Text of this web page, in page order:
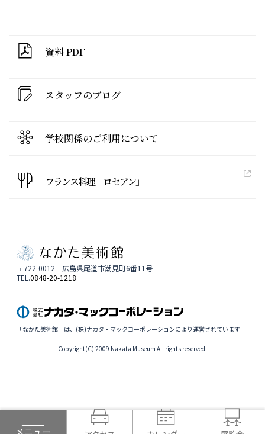
メニュー
資料 PDF
スタッフのブログ
学校関係のご利用について
フランス料理「ロセアン」
〒722-0012 広島県尾道市潮見町6番11号
TEL.0848-20-1218
「なかた美術館」は、(株)ナカタ・マックコーポレーションにより運営されています
Copyright(C) 2009 Nakata Museum All rights reserved.